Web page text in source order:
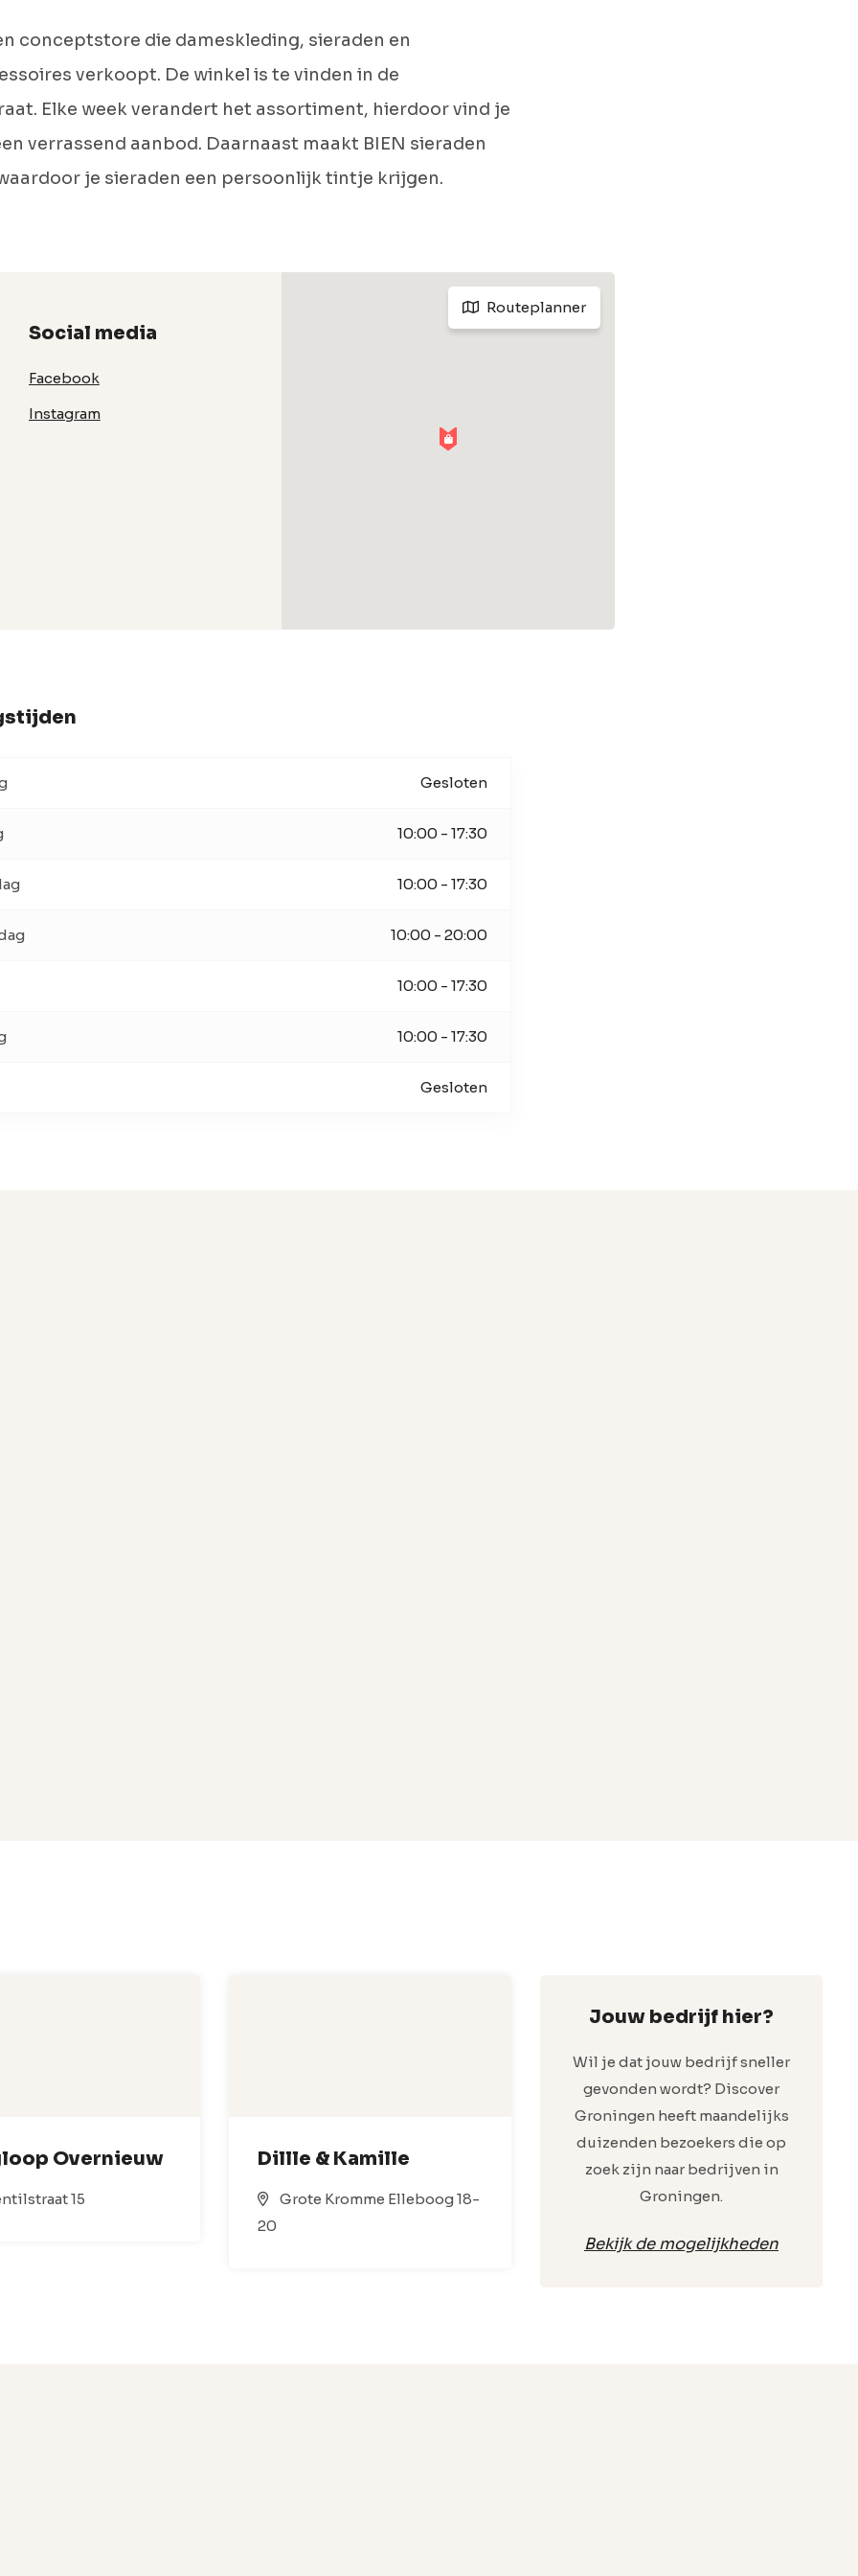
conceptstore die dameskleding, sieraden en
verkoopt. De winkel is te vinden in de
Elke week verandert het assortiment, hierdoor vind je
verrassend aanbod. Daarnaast maakt BIEN sieraden
je sieraden een persoonlijk tintje krijgen.
Routeplanner
Social media
Facebook
Instagram
Gesloten
10:00 - 17:30
10:00 - 17:30
10:00 - 20:00
10:00 - 17:30
10:00 - 17:30
Gesloten
Overnieuw
15
Dillle & Kamille
Grote Kromme Elleboog 18-
20
Jouw bedrijf hier?
Wil je dat jouw bedrijf sneller
gevonden wordt? Discover
Groningen heeft maandelijks
duizenden bezoekers die op
zoek zijn naar bedrijven in
Groningen.
Bekijk de mogelijkheden